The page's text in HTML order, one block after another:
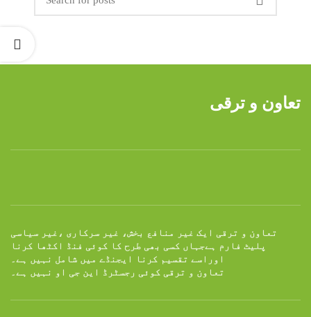
تعاون و ترقی
تعاون و ترقی ایک غیر منافع بخش، غیر سرکاری ،غیر سیاسی
پلیٹ فارم ہےجہاں کسی بھی طرح کا کوئی فنڈ اکٹھا کرنا
اوراسے تقسیم کرنا ایجنڈے میں شامل نہیں ہے۔
تعاون و ترقی کوئی رجسٹرڈ این جی او نہیں ہے۔